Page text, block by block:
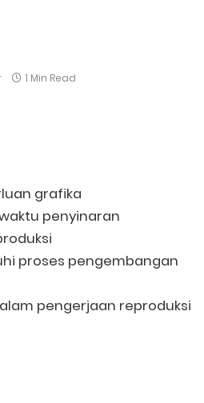
1 Min Read
grafika
penyinaran
proses pengembangan
pengerjaan reproduksi